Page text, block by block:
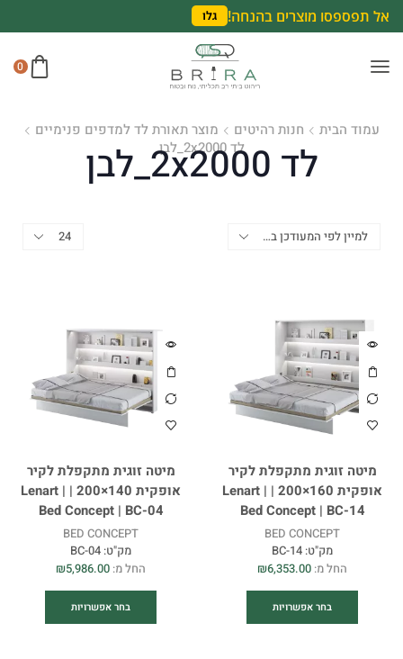
אל תפספסו מוצרים בהנחה! גלו
0
עמוד הבית חנות רהיטים
מוצר תאורת לד למדפים פנימיים
לד 2x2000_לבן
לד 2x2000_לבן
מיטה זוגית מתקפלת לקיר
אופקית 160×200 | Lenart |
Bed Concept | BC-14
BED CONCEPT
מק"ט: BC-14
החל מ:
₪6,353.00
בחר אפשרויות
מיטה זוגית מתקפלת לקיר
אופקית 140×200 | Lenart |
Bed Concept | BC-04
BED CONCEPT
מק"ט: BC-04
החל מ:
₪5,986.00
בחר אפשרויות